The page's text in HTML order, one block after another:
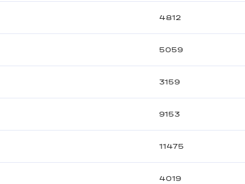
4812
5059
3159
9153
11475
4019